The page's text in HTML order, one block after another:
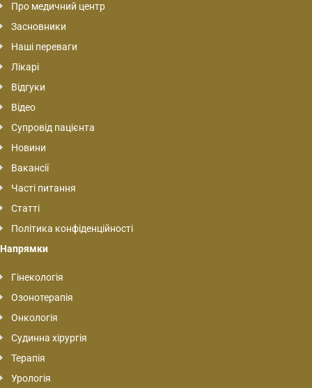
Про медичний центр
Засновники
Наші переваги
Лікарі
Відгуки
Відео
Супровід пацієнта
Новини
Вакансії
Часті питання
Статті
Політика конфіденційності
Напрямки
Гінекологія
Озонотерапія
Онкологія
Судинна хірургія
Терапія
Урологія